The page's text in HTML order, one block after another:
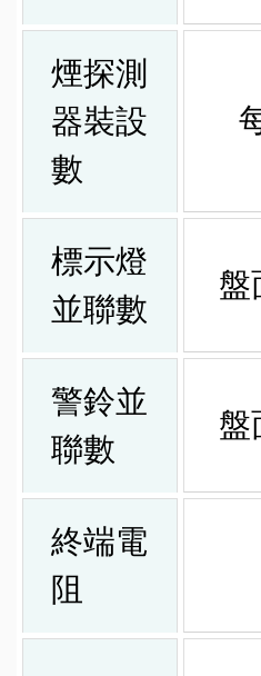
煙探測
器裝設
數
標示燈
並聯數
盤
警鈴並
聯數
盤
終端電
阻